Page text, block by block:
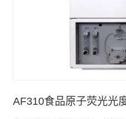
AF310食品原子荧光光